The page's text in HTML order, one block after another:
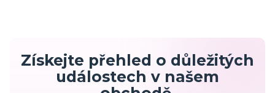
Získejte přehled o důležitých
událostech v našem